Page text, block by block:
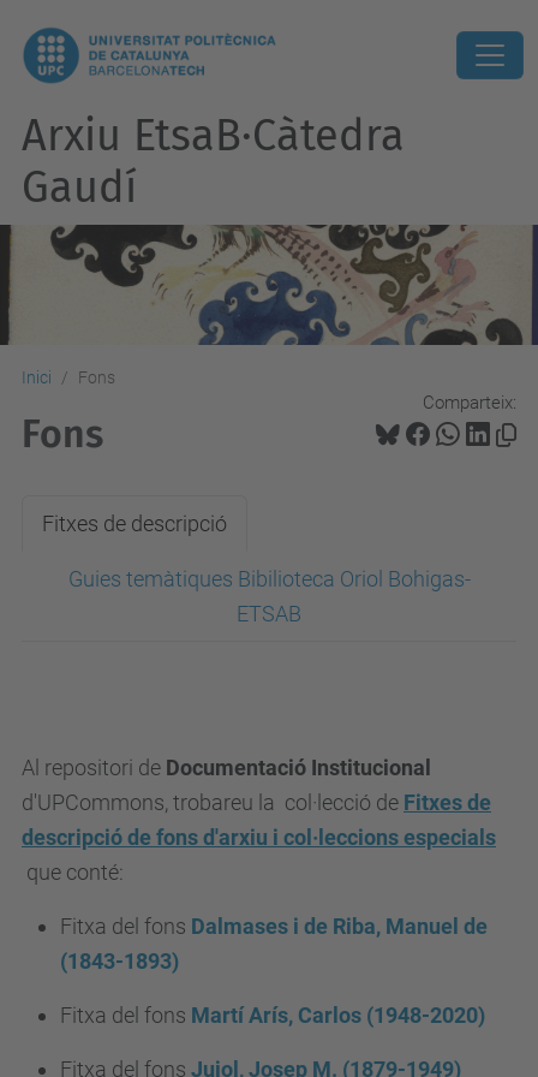
Arxiu EtsaB·Càtedra
Gaudí
Inici Fons
Comparteix:
Fons
Fitxes de descripció
Guies temàtiques Bibilioteca Oriol Bohigas-
ETSAB
Al repositori de Documentació Institucional
d'UPCommons, trobareu la col·lecció de Fitxes de
descripció de fons d'arxiu i col·leccions especials
que conté:
Fitxa del fons Dalmases i de Riba, Manuel de
(1843-1893)
Fitxa del fons Martí Arís, Carlos (1948-2020)
Fitxa del fons Jujol, Josep M. (1879-1949)